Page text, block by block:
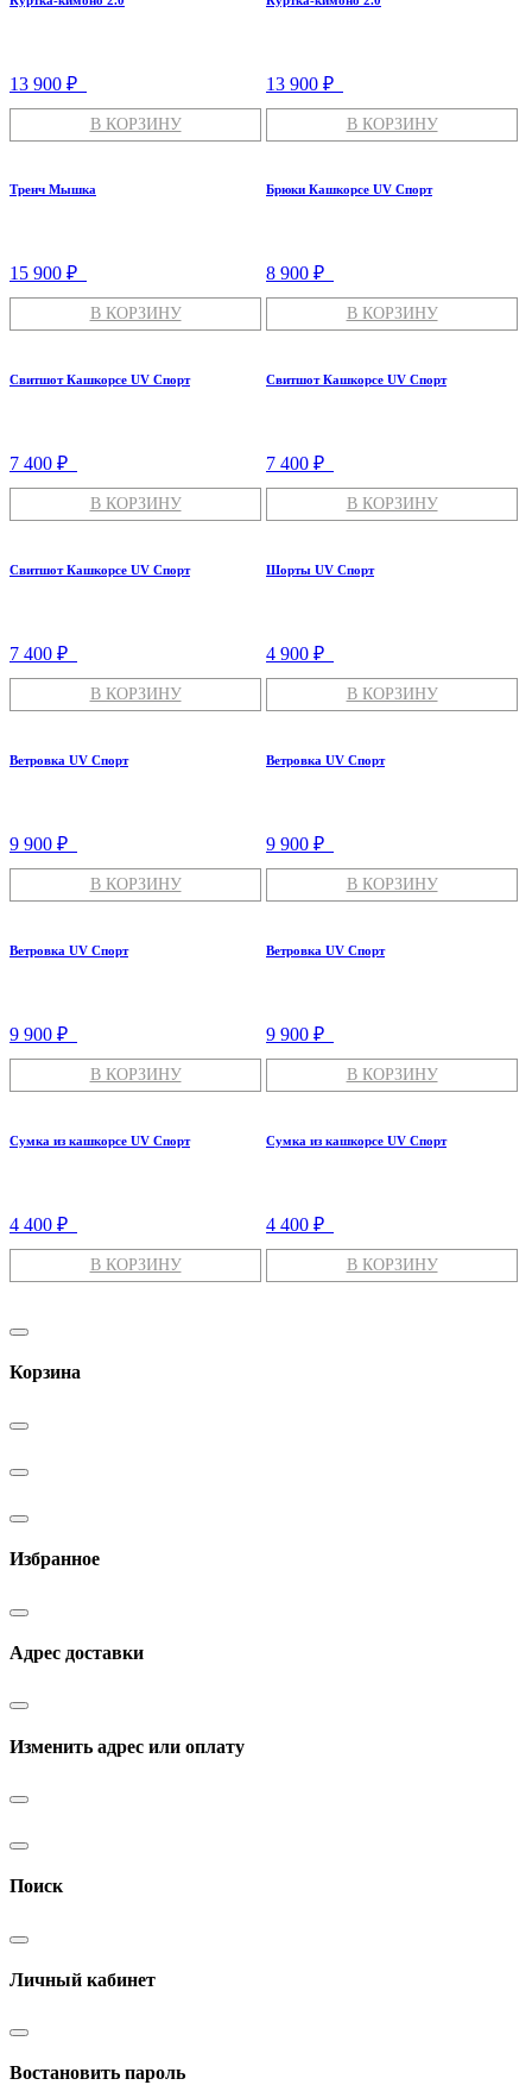
13 900 ₽
В КОРЗИНУ
13 900 ₽
В КОРЗИНУ
Тренч Мышка
15 900 ₽
В КОРЗИНУ
Брюки Кашкорсе UV Спорт
8 900 ₽
В КОРЗИНУ
Свитшот Кашкорсе UV Спорт
7 400 ₽
В КОРЗИНУ
Свитшот Кашкорсе UV Спорт
7 400 ₽
В КОРЗИНУ
Свитшот Кашкорсе UV Спорт
7 400 ₽
В КОРЗИНУ
Шорты UV Спорт
4 900 ₽
В КОРЗИНУ
Ветровка UV Спорт
9 900 ₽
В КОРЗИНУ
Ветровка UV Спорт
9 900 ₽
В КОРЗИНУ
Ветровка UV Спорт
9 900 ₽
В КОРЗИНУ
Ветровка UV Спорт
9 900 ₽
В КОРЗИНУ
Сумка из кашкорсе UV Спорт
4 400 ₽
В КОРЗИНУ
Сумка из кашкорсе UV Спорт
4 400 ₽
В КОРЗИНУ
Корзина
Избранное
Адрес доставки
Изменить адрес или оплату
Поиск
Личный кабинет
Востановить пароль